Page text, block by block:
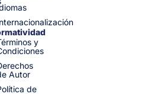
y
Autor
de